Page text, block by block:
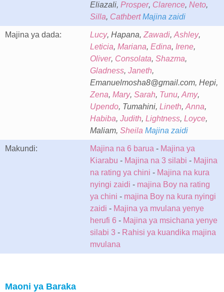
Eliazali, Prosper, Clarence, Neto,
Silla, Cathbert Majina zaidi
Majina ya dada: Lucy, Hapana, Zawadi, Ashley,
Leticia, Mariana, Edina, Irene,
Oliver, Consolata, Shazma,
Gladness, Janeth,
Emanuelmosha8@gmail.com, Hepi,
Zena, Mary, Sarah, Tunu, Amy,
Upendo, Tumahini, Lineth, Anna,
Habiba, Judith, Lightness, Loyce,
Maliam, Sheila Majina zaidi
Makundi: Majina na 6 barua - Majina ya
Kiarabu - Majina na 3 silabi - Majina
na rating ya chini - Majina na kura
nyingi zaidi - majina Boy na rating
ya chini - majina Boy na kura nyingi
zaidi - Majina ya mvulana yenye
herufi 6 - Majina ya msichana yenye
silabi 3 - Rahisi ya kuandika majina
mvulana
Maoni ya Baraka